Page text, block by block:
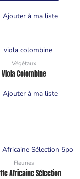
Ajouter à ma liste
Végétaux
Viola Colombine
Ajouter à ma liste
Fleuries
Africaine Sélection